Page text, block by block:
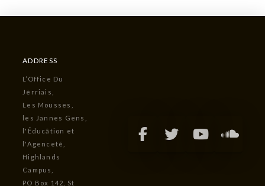
ADDRESS
L’Office Du
Jèrriais,
Les Mousses,
les Jannes Gens,
l'Êducâtion et
l'Agenceté,
Highlands
Campus,
PO Box 142, St